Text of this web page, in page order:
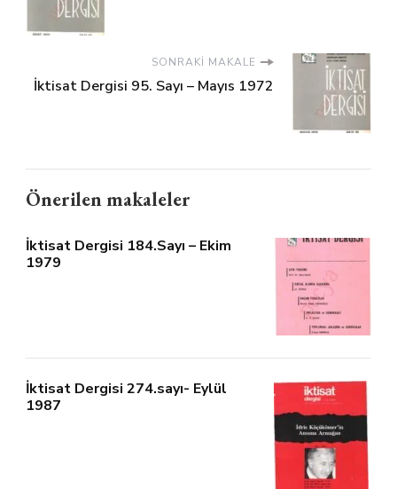
SONRAKI MAKALE
İktisat Dergisi 95. Sayı – Mayıs 1972
Önerilen makaleler
İktisat Dergisi 184.Sayı – Ekim
1979
İktisat Dergisi 274.sayı- Eylül
1987